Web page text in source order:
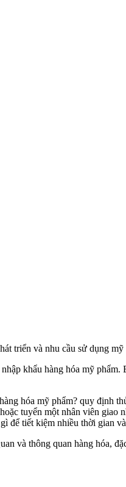
triển và nhu cầu sử dụng mỹ
khẩu hàng hóa mỹ
hóa mỹ phẩm? quy định
tuyển một nhân viên giao
để tiết kiệm nhiều thời gian
và thông quan hàng hóa,